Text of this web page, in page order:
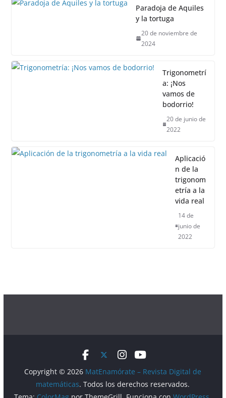
Paradoja de Aquiles
y la tortuga
20 de noviembre de
2024
Trigonometrí
a: ¡Nos
vamos de
bodorrio!
20 de junio de
2022
Aplicació
n de la
trigonom
etría a la
vida real
14 de
junio de
2022
Copyright © 2026 MatEnamórate – Revista Digital de
matemáticas. Todos los derechos reservados.